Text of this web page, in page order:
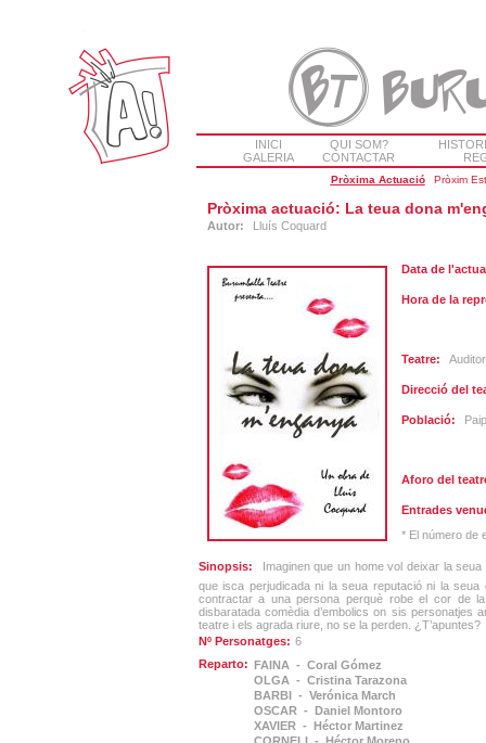
INICI QUI SOM?
GALERIA
CONTACTAR
Pròxima Actuació Pròxim
Pròxima actuació: La teua dona
Autor: Lluís Coquard
Data de
Hora de la
Teatre:
Direcció del
Població:
Aforo del
Entrades
* El número de
Sinopsis:
Imaginen que un home vol deixar la
que isca perjudicada ni la seua reputació ni la
contractar a una persona perquè robe el cor de
disbaratada comèdia d’embolics on sis personatjes
teatre i els agrada riure, no se la perden. ¿T’apuntes?
Nº Personatges: 6
Reparto: FAINA - Coral Gómez
OLGA - Cristina Tarazona
BARBI - Verónica March
OSCAR - Daniel Montoro
XAVIER - Héctor Martinez